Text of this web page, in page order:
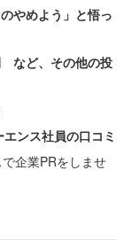
、リクルートグ
ービスを展開。
年5月時点で
しており、必要
の受講料補助、
ト。年間労働時
やめよう」と悟っ
など、その他の投
ンス社員の口コミ
企業PRをしませ